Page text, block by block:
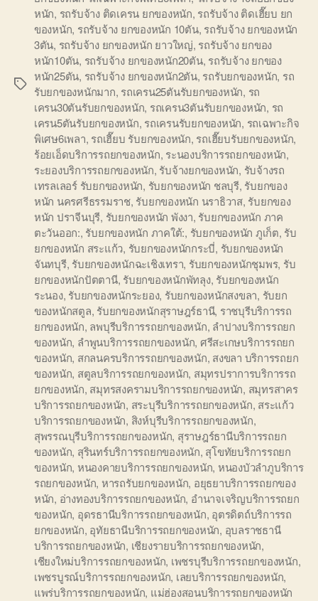
Tags
หนัก, รถรับจ้าง ติดเครน ยกของหนัก, รถรับจ้าง ติดเฮี๊ยบ ยก
ของหนัก, รถรับจ้าง ยกของหนัก 10ตัน, รถรับจ้าง ยกของหนัก
3ตัน, รถรับจ้าง ยกของหนัก ยาวใหญ่, รถรับจ้าง ยกของ
หนัก10ตัน, รถรับจ้าง ยกของหนัก20ตัน, รถรับจ้าง ยกของ
หนัก25ตัน, รถรับจ้าง ยกของหนัก2ตัน, รถรับยกของหนัก, รถ
รับยกของหนักมาก, รถเครน25ตันรับยกของหนัก, รถ
เครน30ตันรับยกของหนัก, รถเครน3ตันรับยกของหนัก, รถ
เครน5ตันรับยกของหนัก, รถเครนรับยกของหนัก, รถเฉพาะกิจ
พิเศษ6เพลา, รถเฮี๊ยบ รับยกของหนัก, รถเฮี๊ยบรับยกของหนัก,
ร้อยเอ็ดบริการรถยกของหนัก, ระนองบริการรถยกของหนัก,
ระยองบริการรถยกของหนัก, รับจ้างยกของหนัก, รับจ้างรถ
เทรลเลอร์ รับยกของหนัก, รับยกของหนัก ชลบุรี, รับยกของ
หนัก นครศรีธรรมราช, รับยกของหนัก นราธิวาส, รับยกของ
หนัก ปราจีนบุรี, รับยกของหนัก พังงา, รับยกของหนัก ภาค
ตะวันออก:, รับยกของหนัก ภาคใต้:, รับยกของหนัก ภูเก็ต, รับ
ยกของหนัก สระแก้ว, รับยกของหนักกระบี่, รับยกของหนัก
จันทบุรี, รับยกของหนักฉะเชิงเทรา, รับยกของหนักชุมพร, รับ
ยกของหนักปัตตานี, รับยกของหนักพัทลุง, รับยกของหนัก
ระนอง, รับยกของหนักระยอง, รับยกของหนักสงขลา, รับยก
ของหนักสตูล, รับยกของหนักสุราษฎร์ธานี, ราชบุรีบริการรถ
ยกของหนัก, ลพบุรีบริการรถยกของหนัก, ลำปางบริการรถยก
ของหนัก, ลำพูนบริการรถยกของหนัก, ศรีสะเกษบริการรถยก
ของหนัก, สกลนครบริการรถยกของหนัก, สงขลา บริการรถยก
ของหนัก, สตูลบริการรถยกของหนัก, สมุทรปราการบริการรถ
ยกของหนัก, สมุทรสงครามบริการรถยกของหนัก, สมุทรสาคร
บริการรถยกของหนัก, สระบุรีบริการรถยกของหนัก, สระแก้ว
บริการรถยกของหนัก, สิงห์บุรีบริการรถยกของหนัก,
สุพรรณบุรีบริการรถยกของหนัก, สุราษฎร์ธานีบริการรถยก
ของหนัก, สุรินทร์บริการรถยกของหนัก, สุโขทัยบริการรถยก
ของหนัก, หนองคายบริการรถยกของหนัก, หนองบัวลำภูบริการ
รถยกของหนัก, หารถรับยกของหนัก, อยุธยาบริการรถยกของ
หนัก, อ่างทองบริการรถยกของหนัก, อำนาจเจริญบริการรถยก
ของหนัก, อุดรธานีบริการรถยกของหนัก, อุตรดิตถ์บริการรถ
ยกของหนัก, อุทัยธานีบริการรถยกของหนัก, อุบลราชธานี
บริการรถยกของหนัก, เชียงรายบริการรถยกของหนัก,
เชียงใหม่บริการรถยกของหนัก, เพชรบุรีบริการรถยกของหนัก,
เพชรบูรณ์บริการรถยกของหนัก, เลยบริการรถยกของหนัก,
แพร่บริการรถยกของหนัก, แม่ฮ่องสอนบริการรถยกของหนัก